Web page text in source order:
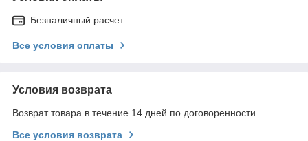
Безналичный расчет
Все условия оплаты
Условия возврата
Возврат товара в течение 14 дней по договоренности
Все условия возврата